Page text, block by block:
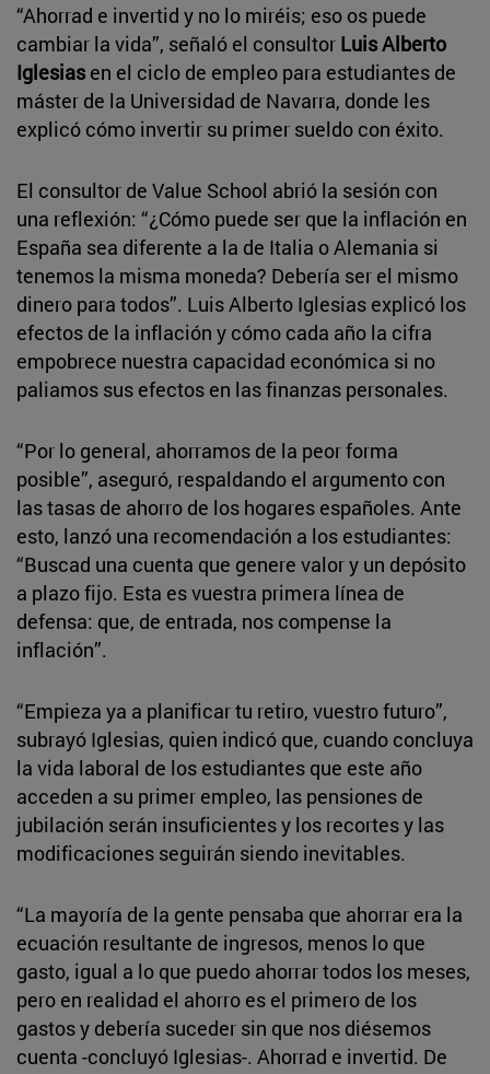
“Ahorrad e invertid y no lo miréis; eso os puede
cambiar la vida”, señaló el consultor Luis Alberto
Iglesiasen el ciclo de empleo para estudiantes de
máster de la Universidad de Navarra, donde les
explicó cómo invertir su primer sueldo con éxito.
El consultor de Value School abrió la sesión con
una reflexión: “¿Cómo puede ser que la inflación en
España sea diferente a la de Italia o Alemania si
tenemos la misma moneda? Debería ser el mismo
dinero para todos”. Luis Alberto Iglesias explicó los
efectos de la inflación y cómo cada año la cifra
empobrece nuestra capacidad económica si no
paliamos sus efectos en las finanzas personales.
“Por lo general, ahorramos de la peor forma
posible”, aseguró, respaldando el argumento con
las tasas de ahorro de los hogares españoles. Ante
esto, lanzó una recomendación a los estudiantes:
“Buscad una cuenta que genere valor y un depósito
a plazo fijo. Esta es vuestra primera línea de
defensa: que, de entrada, nos compense la
inflación”.
“Empieza ya a planificar tu retiro, vuestro futuro”,
subrayó Iglesias, quien indicó que, cuando concluya
la vida laboral de los estudiantes que este año
acceden a su primer empleo, las pensiones de
jubilación serán insuficientes y los recortes y las
modificaciones seguirán siendo inevitables.
“La mayoría de la gente pensaba que ahorrar era la
ecuación resultante de ingresos, menos lo que
gasto, igual a lo que puedo ahorrar todos los meses,
pero en realidad el ahorro es el primero de los
gastos y debería suceder sin que nos diésemos
cuenta -concluyó Iglesias-. Ahorrad e invertid. De